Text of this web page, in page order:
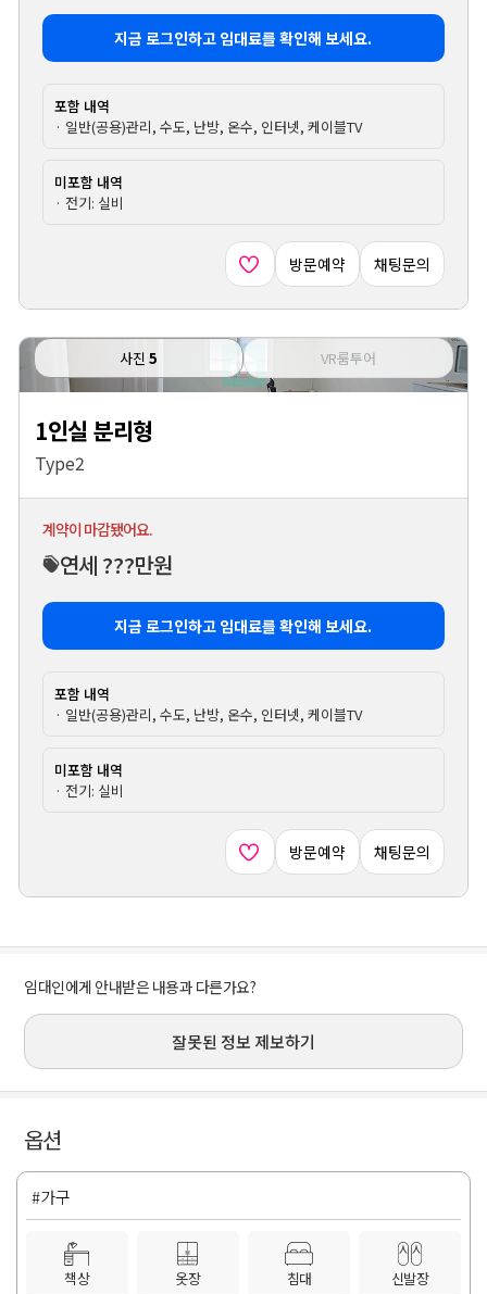
지금 로그인하고 임대료를 확인해 보세요.
포함 내역
· 일반(공용)관리, 수도, 난방, 온수, 인터넷, 케이블TV
미포함 내역
· 전기: 실비
방문예약 채팅문의
사진 5 VR룸투어
1인실 분리형
Type2
계약이 마감됐어요.
연세 ???만원
지금 로그인하고 임대료를 확인해 보세요.
포함 내역
· 일반(공용)관리, 수도, 난방, 온수, 인터넷, 케이블TV
미포함 내역
· 전기: 실비
방문예약 채팅문의
임대인에게 안내받은 내용과 다른가요?
잘못된 정보 제보하기
옵션
#가구
책상 옷장 침대 신발장